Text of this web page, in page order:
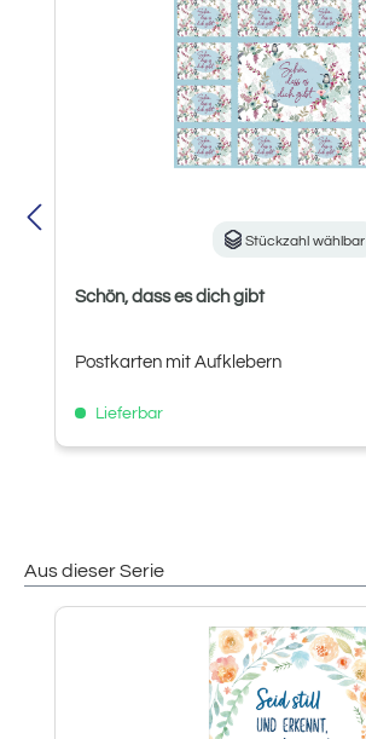
Stückzahl wählbar
Schön, dass es dich gibt
Postkarten mit Aufklebern
Lieferbar
Aus dieser Serie
Produktgalerie überspringen